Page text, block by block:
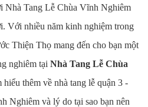
Nhà Tang Lễ Chùa Vĩnh Nghiêm
Với nhiều năm kinh nghiệm trong
Thiện Thọ mang đến cho bạn một
nghiêm tại Nhà Tang Lễ Chùa
hiểu thêm về nhà tang lễ quận 3 -
Nghiêm và lý do tại sao bạn nên